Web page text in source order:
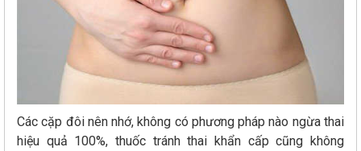
Các cặp đôi nên nhớ, không có phương pháp nào ngừa thai
hiệu quả 100%, thuốc tránh thai khẩn cấp cũng không